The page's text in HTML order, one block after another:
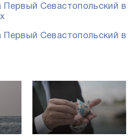
Первый Севастопольский в
Первый Севастопольский в